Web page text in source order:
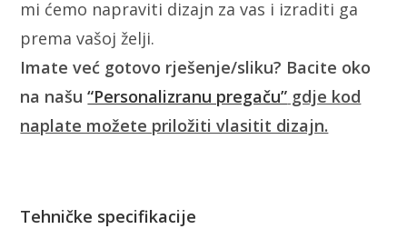
mi ćemo napraviti dizajn za vas i izraditi ga
prema vašoj želji.
Imate već gotovo rješenje/sliku? Bacite oko
na našu“Personalizranu pregaču” gdje kod
naplate možete priložiti vlasitit dizajn.
Tehničke specifikacije